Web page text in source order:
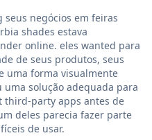
seus negócios em feiras
shades estava
online. eles wanted para
de seus produtos, seus
uma forma visualmente
solução adequada para
third-party apps antes de
deles parecia fazer parte
de usar.